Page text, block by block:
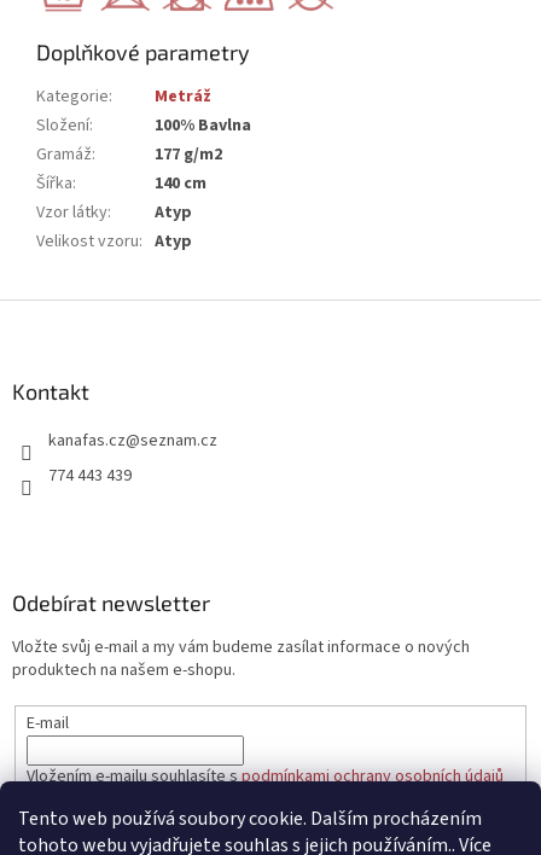
Tento web používá soubory cookie. Dalším procházením
tohoto webu vyjadřujete souhlas s jejich používáním.. Více
Doplňkové parametry
Kategorie:
Metráž
Složení:
100% Bavlna
Gramáž:
177 g/m2
Šířka:
140 cm
Vzor látky:
Atyp
Velikost vzoru: Atyp
Kontakt
kanafas.cz@seznam.cz
774 443 439
Odebírat newsletter
Vložte svůj e-mail a my vám budeme zasílat informace o nových
produktech na našem e-shopu.
E-mail
Vložením e-mailu souhlasíte spodmínkami ochrany osobních údajů
PŘIHLÁSIT SE